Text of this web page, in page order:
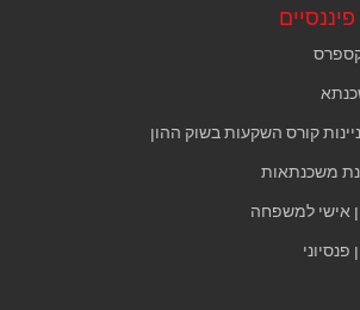
קורס השקעות בשוק ההון
משכנתאות
אישי למשפחה
פנסיוני